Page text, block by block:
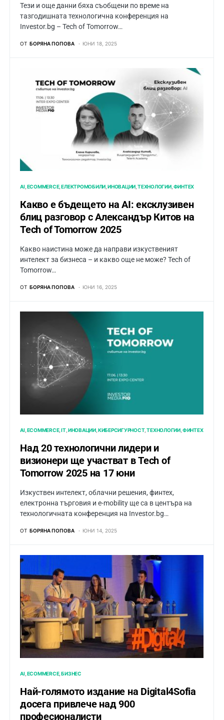
Тези и още данни бяха съобщени по време на
тазгодишната технологична конференция на
Investor.bg – Tech of Tomorrow…
ОТ БОРЯНА ПОПОВА ЮНИ 18, 2025
AI ECOMMERCE ЕЛЕКТРОМОБИЛИ ИНОВАЦИИ ТЕХНОЛОГИИ ФИНТЕХ
Какво е бъдещето на AI: ексклузивен
блиц разговор с Александър Китов на
Tech of Tomorrow 2025
Какво наистина може да направи изкуственият
интелект за бизнеса – и какво още не може? Tech of
Tomorrow…
ОТ БОРЯНА ПОПОВА ЮНИ 16, 2025
AI ECOMMERCE IT ИНОВАЦИИ КИБЕРСИГУРНОСТ ТЕХНОЛОГИИ ФИНТЕХ
Над 20 технологични лидери и
визионери ще участват в Tech of
Tomorrow 2025 на 17 юни
Изкуствен интелект, облачни решения, финтех,
електронна търговия и e-mobility ще са в центъра на
технологичната конференция на Investor.bg…
ОТ БОРЯНА ПОПОВА ЮНИ 14, 2025
AI ECOMMERCE БИЗНЕС
Най-голямото издание на Digital4Sofia
досега привлече над 900
професионалисти